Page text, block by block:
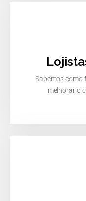
Sabemos como
melhorar o